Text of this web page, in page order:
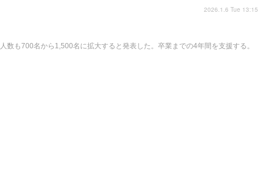
も700名から1,500名に拡大すると発表した。卒業までの4年間を支援する。
2026.1.6 Tue 13:15